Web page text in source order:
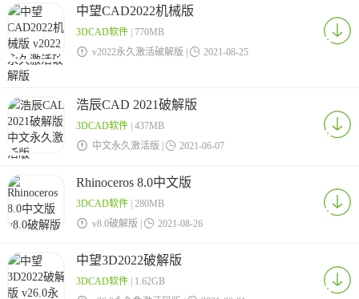
中望CAD2022机械版
3DCAD软件| 770MB
 v2022永久激活破解版 |  2021-08-25
浩辰CAD 2021破解版
3DCAD软件| 437MB
 中文永久激活版 |  2021-06-07
Rhinoceros 8.0中文版
3DCAD软件| 280MB
 v8.0破解版 |  2021-08-26
中望3D2022破解版
3DCAD软件| 1.62GB